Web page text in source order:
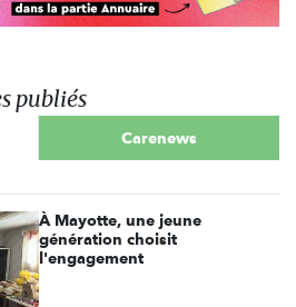
publiés
Carenews
À Mayotte, une jeune
génération choisit
l'engagement